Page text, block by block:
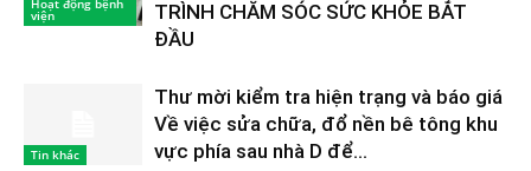
Hoạt động bệnh
viện
TRÌNH CHĂM SÓC SỨC KHỎE BẮT
ĐẦU
Tin khác
Thư mời kiểm tra hiện trạng và báo giá
Về việc sửa chữa, đổ nền bê tông khu
vực phía sau nhà D để...